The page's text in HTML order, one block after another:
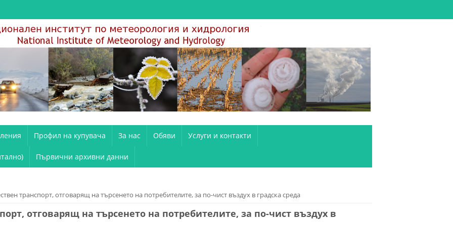
Профил на купувача За нас Обяви Услуги и контакти
Първични архивни данни
транспорт, отговарящ на търсенето на потребителите, за по-чист въздух в градска среда
отговарящ на търсенето на потребителите, за по-чист въздух в